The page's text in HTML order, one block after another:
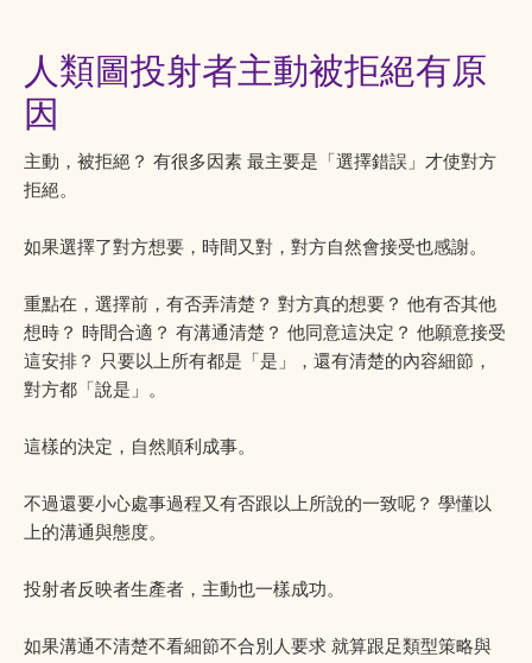
人類圖投射者主動被拒絕有原
因
主動，被拒絕？ 有很多因素 最主要是「選擇錯誤」才使對方
拒絕。
如果選擇了對方想要，時間又對，對方自然會接受也感謝。
重點在，選擇前，有否弄清楚？ 對方真的想要？ 他有否其他
想時？ 時間合適？ 有溝通清楚？ 他同意這決定？ 他願意接受
這安排？ 只要以上所有都是「是」，還有清楚的內容細節，
對方都「說是」。
這樣的決定，自然順利成事。
不過還要小心處事過程又有否跟以上所說的一致呢？ 學懂以
上的溝通與態度。
投射者反映者生產者，主動也一樣成功。
如果溝通不清楚不看細節不合別人要求 就算跟足類型策略與